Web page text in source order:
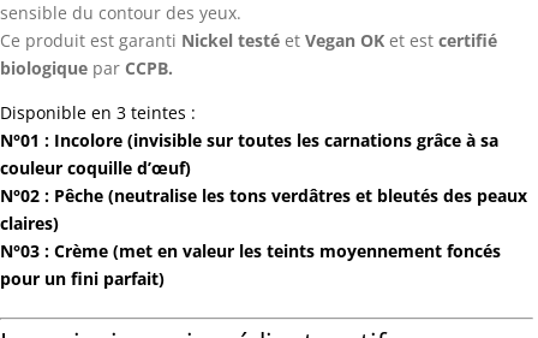
sensible du contour des yeux.
Ce produit est garanti Nickel testé et Vegan OK et est certifié
biologique par CCPB.
Disponible en 3 teintes :
N°01 : Incolore (invisible sur toutes les carnations grâce à sa
couleur coquille d’œuf)
N°02 : Pêche (neutralise les tons verdâtres et bleutés des peaux
claires)
N°03 : Crème (met en valeur les teints moyennement foncés
pour un fini parfait)